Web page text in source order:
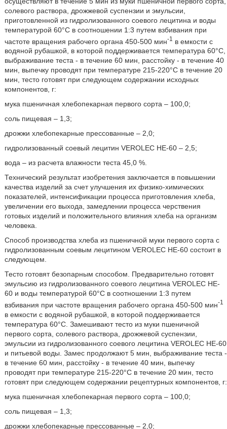
солевого раствора, дрожжевой суспензии и эмульсии,
приготовленной из гидролизованного соевого лецитина и воды
температурой 60°С в соотношении 1:3 путем взбивания при
частоте вращения рабочего органа 450-500 мин-1
в емкости с
водяной рубашкой, в которой поддерживается температура 60°С,
выбраживание теста - в течение 60 мин, расстойку - в течение 40
мин, выпечку проводят при температуре 215-220°С в течение 20
мин, тесто готовят при следующем содержании исходных
компонентов, г:
мука пшеничная хлебопекарная первого сорта – 100,0;
соль пищевая – 1,3;
дрожжи хлебопекарные прессованные – 2,0;
гидролизованный соевый лецитин VEROLEC HE-60 – 2,5;
вода – из расчета влажности теста 45,0 %.
Технический результат изобретения заключается в повышении
качества изделий за счет улучшения их физико-химических
показателей, интенсификации процесса приготовления хлеба,
увеличении его выхода, замедлении процесса черствения
готовых изделий и положительного влияния хлеба на организм
человека.
Способ производства хлеба из пшеничной муки первого сорта с
гидролизованным соевым лецитином VEROLEC HE-60 состоит в
следующем.
Тесто готовят безопарным способом. Предварительно готовят
эмульсию из гидролизованного соевого лецитина VEROLEC HE-
60 и воды температурой 60°С в соотношении 1:3 путем
взбивания при частоте вращения рабочего органа 450-500 мин-1
в емкости с водяной рубашкой, в которой поддерживается
температура 60°С. Замешивают тесто из муки пшеничной
первого сорта, солевого раствора, дрожжевой суспензии,
эмульсии из гидролизованного соевого лецитина VEROLEC HE-60
и питьевой воды. Замес продолжают 5 мин, выбраживание теста -
в течение 60 мин, расстойку - в течение 40 мин, выпечку
проводят при температуре 215-220°С в течение 20 мин, тесто
готовят при следующем содержании рецептурных компонентов, г:
мука пшеничная хлебопекарная первого сорта – 100,0;
соль пищевая – 1,3;
дрожжи хлебопекарные прессованные – 2,0;